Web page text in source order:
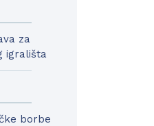
za
igrališta
borbe